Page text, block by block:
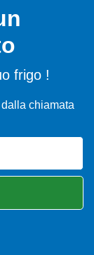
frigo !
dalla chiamata